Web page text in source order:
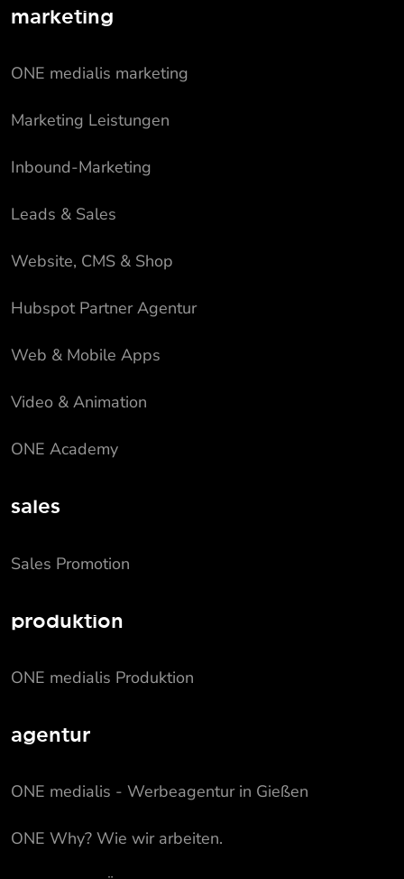
marketing
ONE medialis marketing
Marketing Leistungen
Inbound-Marketing
Leads & Sales
Website, CMS & Shop
Hubspot Partner Agentur
Web & Mobile Apps
Video & Animation
ONE Academy
sales
Sales Promotion
produktion
ONE medialis Produktion
agentur
ONE medialis - Werbeagentur in Gießen
ONE Why? Wie wir arbeiten.